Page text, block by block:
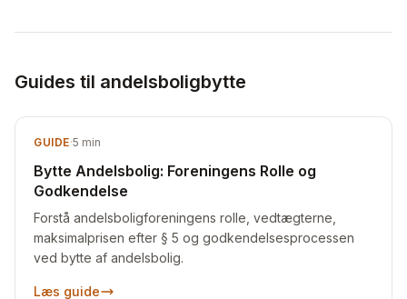
Guides til andelsboligbytte
GUIDE·5 min
Bytte Andelsbolig: Foreningens Rolle og
Godkendelse
Forstå andelsboligforeningens rolle, vedtægterne,
maksimalprisen efter § 5 og godkendelsesprocessen
ved bytte af andelsbolig.
Læs guide